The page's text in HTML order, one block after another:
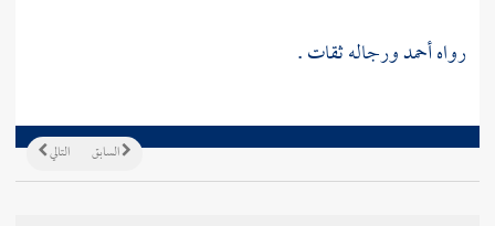
رواهأحمدورجاله ثقات .
التالي السابق